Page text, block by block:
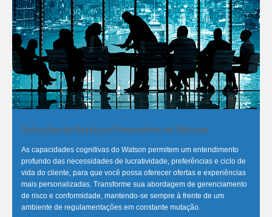
Soluções de Serviços Financeiros do Watson
As capacidades cognitivas do Watson permitem um entendimento
profundo das necessidades de lucratividade, preferências e ciclo de
vida do cliente, para que você possa oferecer ofertas e experiências
mais personalizadas. Transforme sua abordagem de gerenciamento
de risco e conformidade, mantendo-se sempre à frente de um
ambiente de regulamentações em constante mutação.